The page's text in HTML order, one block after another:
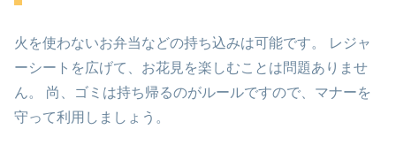
火を使わないお弁当などの持ち込みは可能です。 レジャ
ーシートを広げて、お花見を楽しむことは問題ありませ
ん。 尚、ゴミは持ち帰るのがルールですので、マナーを
守って利用しましょう。